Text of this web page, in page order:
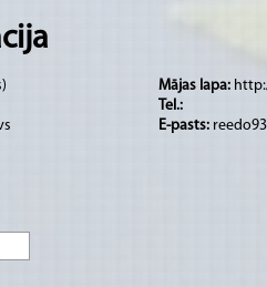
Mājas lapa:
Tel.:
E-pasts: